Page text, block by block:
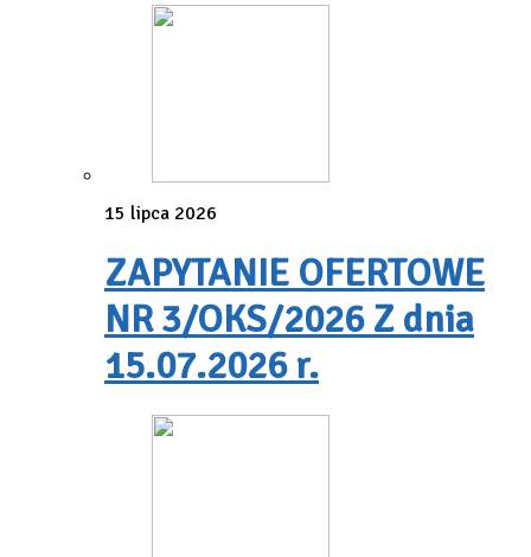
15 lipca 2026
ZAPYTANIE OFERTOWE
NR 3/OKS/2026 Z dnia
15.07.2026 r.